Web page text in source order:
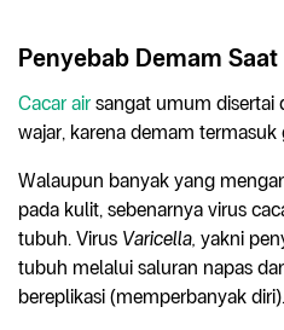
Penyebab Demam
Cacar air sangat umum disertai
wajar, karena demam termasuk
Walaupun banyak yang
pada kulit, sebenarnya virus
tubuh. Virus Varicella, yakni
tubuh melalui saluran napas
bereplikasi (memperbanyak diri).